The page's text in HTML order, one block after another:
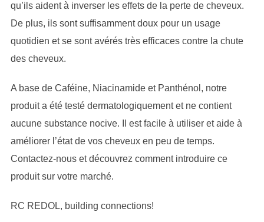
qu’ils aident à inverser les effets de la perte de cheveux.
De plus, ils sont suffisamment doux pour un usage
quotidien et se sont avérés très efficaces contre la chute
des cheveux.
A base de Caféine, Niacinamide et Panthénol, notre
produit a été testé dermatologiquement et ne contient
aucune substance nocive. Il est facile à utiliser et aide à
améliorer l’état de vos cheveux en peu de temps.
Contactez-nous et découvrez comment introduire ce
produit sur votre marché.
RC REDOL, building connections!